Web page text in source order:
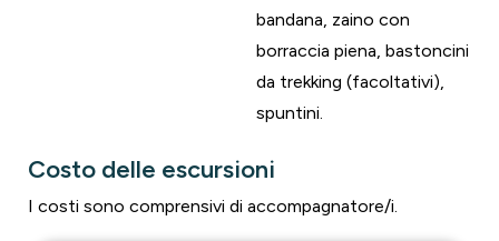
bandana, zaino con
borraccia piena, bastoncini
da trekking (facoltativi),
spuntini.
Costo delle escursioni
I costi sono comprensivi di accompagnatore/i.